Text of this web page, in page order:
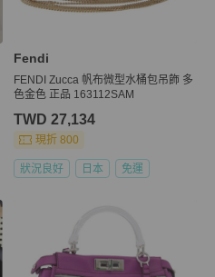
Fendi
FENDI Zucca 帆布微型水桶包吊飾 多
色金色 正品 163112SAM
TWD 27,134
現折 800
狀況良好 日本 免運